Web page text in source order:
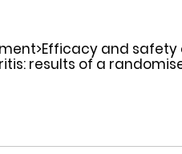
and
results of a